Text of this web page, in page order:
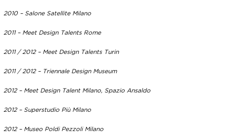
2010 – Salone Satellite Milano
2011 – Meet Design Talents Rome
2011 / 2012 – Meet Design Talents Turin
2011 / 2012 – Triennale Design Museum
2012 – Meet Design Talent Milano, Spazio Ansaldo
2012 – Superstudio Più Milano
2012 – Museo Poldi Pezzoli Milano